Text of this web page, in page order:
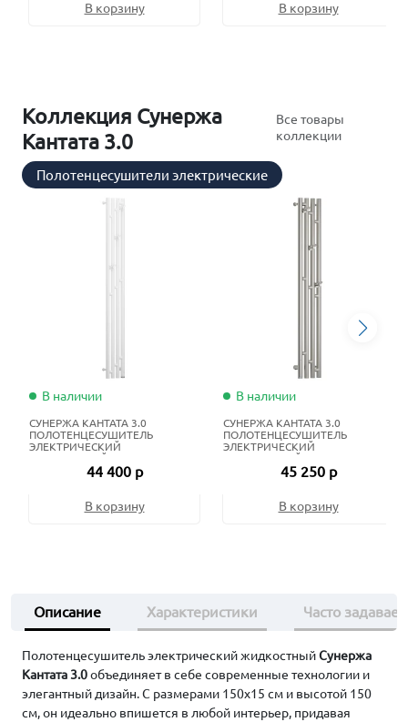
В корзину В корзину
Коллекция Сунержа
Кантата 3.0
Все товары
коллекции
Полотенцесушители электрические
В наличии
СУНЕРЖА КАНТАТА 3.0
ПОЛОТЕНЦЕСУШИТЕЛЬ
ЭЛЕКТРИЧЕСКИЙ
ЖИДКОСТНЫЙ 150Х15 СМ
МАТОВЫЙ БЕЛЫЙ
44 400 р
В корзину
В наличии
СУНЕРЖА КАНТАТА 3.0
ПОЛОТЕНЦЕСУШИТЕЛЬ
ЭЛЕКТРИЧЕСКИЙ
ЖИДКОСТНЫЙ 120Х15 СМ
НЕРЖАВЕЮЩАЯ СТАЛЬ
45 250 р
В корзину
Описание Характеристики Часто
Полотенцесушитель электрический жидкостныйСунержа
Кантата 3.0объединяет в себе современные технологии и
элегантный дизайн. С размерами 150х15 см и высотой 150
см, он идеально впишется в любой интерьер, придавая